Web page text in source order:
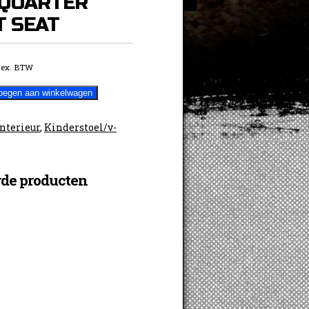
SEAT
ex. BTW
aan winkelwagen
, Kinderstoel/v-
producten